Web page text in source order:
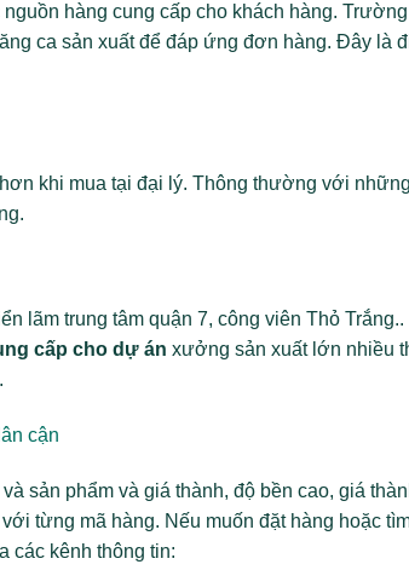
hàng cung cấp cho khách hàng.
ca sản xuất để đáp ứng đơn hàng. Đây là
khi mua tại đại lý. Thông thường với
lãm trung tâm quận 7, công viên Thỏ Trắng..
cấp cho dự án xưởng sản xuất lớn nhiều
cận
sản phẩm và giá thành, độ bền cao, giá
từng mã hàng. Nếu muốn đặt hàng hoặc
các kênh thông tin: